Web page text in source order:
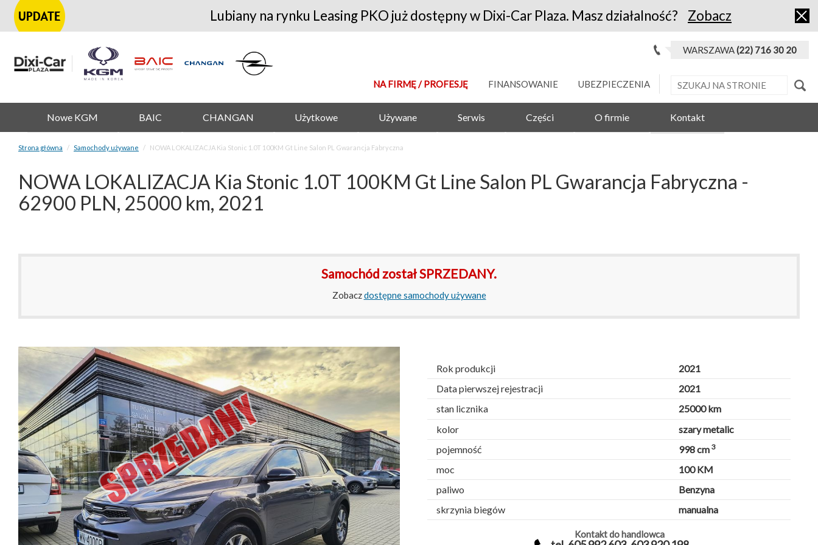
Lubiany na rynku Leasing PKO już dostępny w Dixi-Car Plaza. Masz działalność? Zobacz
WARSZAWA(22) 716 30 20
NA FIRMĘ / PROFESJĘ FINANSOWANIE UBEZPIECZENIA
Nowe KGM BAIC CHANGAN Użytkowe Używane Serwis Części O firmie Kontakt
Strona główna Samochody używane NOWA LOKALIZACJA Kia Stonic 1.0T 100KM Gt Line Salon PL Gwarancja Fabryczna
NOWA LOKALIZACJA Kia Stonic 1.0T 100KM Gt Line Salon PL Gwarancja Fabryczna -
62900 PLN, 25000 km, 2021
Samochód został SPRZEDANY.
Zobaczdostępne samochody używane
Rok produkcji
2021
Data pierwszej rejestracji
2021
stan licznika
25000 km
kolor
szary metalic
pojemność
998 cm 3
moc
100 KM
paliwo
Benzyna
skrzynia biegów
manualna
Kontakt do handlowca